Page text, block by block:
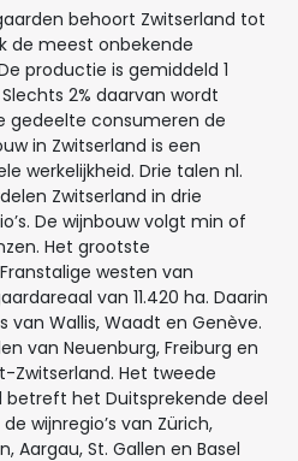
behoort Zwitserland tot
de meest onbekende
productie is gemiddeld 1
2% daarvan wordt
gedeelte consumeren de
in Zwitserland is een
werkelijkheid. Drie talen nl.
Zwitserland in drie
De wijnbouw volgt min of
Het grootste
westen van
van 11.420 ha. Daarin
Wallis, Waadt en Genève.
van Neuenburg, Freiburg en
Zwitserland. Het tweede
betreft het Duitsprekende deel
wijnregio’s van Zürich,
Aargau, St. Gallen en Basel